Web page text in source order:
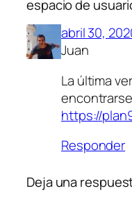
espacio de
abril 30,
Juan
La última
https://
Responder
Deja una